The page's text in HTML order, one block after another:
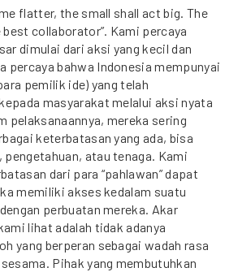
flatter, the small shall act big. The
collaborator”. Kami percaya
dimulai dari aksi yang kecil dan
percaya bahwa Indonesia mempunyai
pemilik ide) yang telah
masyarakat melalui aksi nyata
pelaksanaannya, mereka sering
keterbatasan yang ada, bisa
pengetahuan, atau tenaga. Kami
dari para “pahlawan” dapat
memiliki akses kedalam suatu
perbuatan mereka. Akar
lihat adalah tidak adanya
yang berperan sebagai wadah rasa
Pihak yang membutuhkan